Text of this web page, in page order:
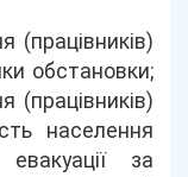
(працівників)
обстановки;
(працівників)
населення
евакуації за